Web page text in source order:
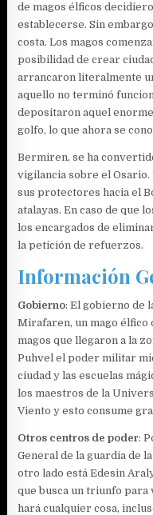
de magos élficos
establecerse. Sin
costa. Los magos
posibilidad de crear
arrancaron literalmente
aquello no terminó
depositaron aquel
golfo, lo que ahora se
Bermiren, se ha
vigilancia sobre el Osario.
sus protectores hacia el
atalayas. En caso de que
los encargados de
la petición de refuerzos.
Información
Gobierno: El gobierno de
Mirafaren, un mago
magos que llegaron a la
Puhvel el poder militar
ciudad y las escuelas
los maestros de la
Viento y esto consume
Otros centros de poder:
General de la guardia de
otro lado está Edesin
que busca un triunfo
hará cualquier cosa,